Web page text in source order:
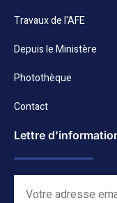
Travaux de l'AFE
Depuis le Ministère
Photothèque
Contact
Lettre